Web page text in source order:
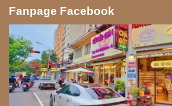
Fanpage Facebook